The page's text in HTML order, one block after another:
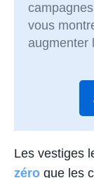
vous
augmenter
Les vestiges
zéro que les